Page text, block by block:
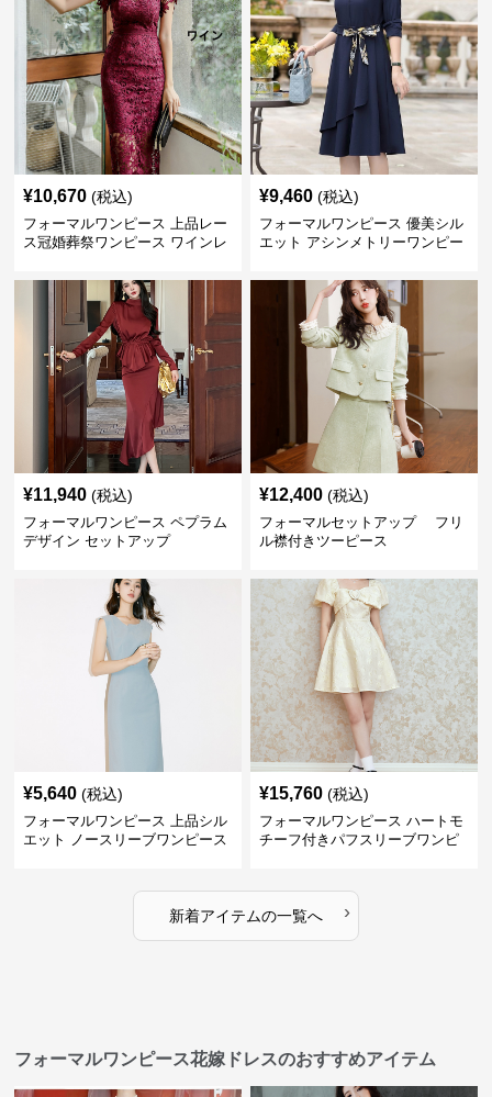
¥10,670 (税込)
フォーマルワンピース 上品レー
ス冠婚葬祭ワンピース ワインレ
¥9,460 (税込)
フォーマルワンピース 優美シル
エット アシンメトリーワンピー
¥11,940 (税込)
フォーマルワンピース ペプラム
デザイン セットアップ
¥12,400 (税込)
フォーマルセットアップ フリ
ル襟付きツーピース
¥5,640 (税込)
フォーマルワンピース 上品シル
エット ノースリーブワンピース
¥15,760 (税込)
フォーマルワンピース ハートモ
チーフ付きパフスリーブワンピ
新着アイテムの一覧へ ›
フォーマルワンピース花嫁ドレスのおすすめアイテム